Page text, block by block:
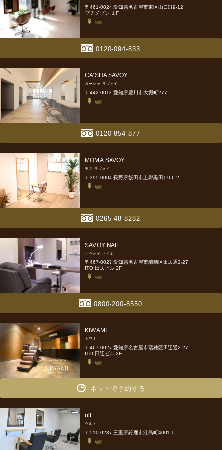
〒461-0024 愛知県名古屋市東区山口町9-12
プチメゾン １F
地図
0120-094-833
CA’SHA SAVOY
カーシャ サヴォイ
〒442-0013 愛知県豊川市大堀町277
地図
0120-854-877
MOMA.SAVOY
モマ サヴォイ
〒395-0004 長野県飯田市上郷黒田1766-2
地図
0265-48-8282
SAVOY NAIL
サヴォイ ネイル
〒467-0027 愛知県名古屋市瑞穂区田辺通2-27
ITO 田辺ビル 2F
地図
0800-200-8550
KIWAMI
キワミ
〒467-0027 愛知県名古屋市瑞穂区田辺通2-27
ITO 田辺ビル 2F
地図
ネットで予約する
ult
ウルト
〒510-0237 三重県鈴鹿市江島町4001-1
地図